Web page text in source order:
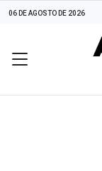
06 DE AGOSTO DE 2026